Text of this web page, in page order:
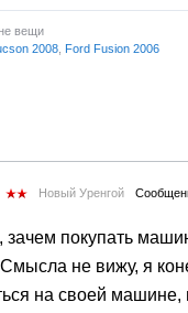
вещи
2008, Ford Fusion 2006
Новый Уренгой
покупать
не вижу, я
на своей машине,